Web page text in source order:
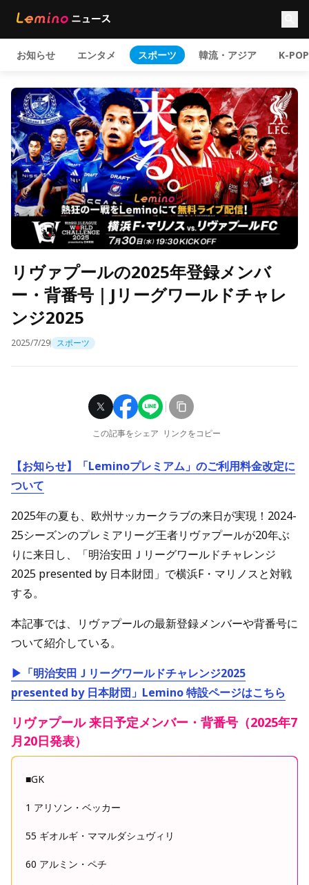
お知らせ エンタメ スポーツ 韓流・アジア K-POP
リヴァプールの2025年登録メンバ
ー・背番号｜Jリーグワールドチャレ
ンジ2025
2025/7/29 スポーツ
この記事をシェア リンクをコピー
【お知らせ】「Leminoプレミアム」のご利用料金改定に
ついて
2025年の夏も、欧州サッカークラブの来日が実現！2024-
25シーズンのプレミアリーグ王者リヴァプールが20年ぶ
りに来日し、「明治安田Ｊリーグワールドチャレンジ
2025 presented by 日本財団」で横浜F・マリノスと対戦
する。
本記事では、リヴァプールの最新登録メンバーや背番号に
ついて紹介している。
▶「明治安田Ｊリーグワールドチャレンジ2025
presented by 日本財団」Lemino 特設ページはこちら
リヴァプール 来日予定メンバー・背番号（2025年7
月20日発表）
■GK
1 アリソン・ベッカー
55 ギオルギ・ママルダシュヴィリ
60 アルミン・ペチ